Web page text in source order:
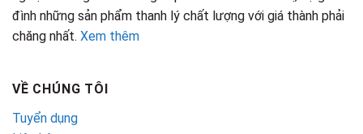
đình những sản phẩm thanh lý chất lượng với giá thành phải
chăng nhất. Xem thêm
VỀ CHÚNG TÔI
Tuyển dụng